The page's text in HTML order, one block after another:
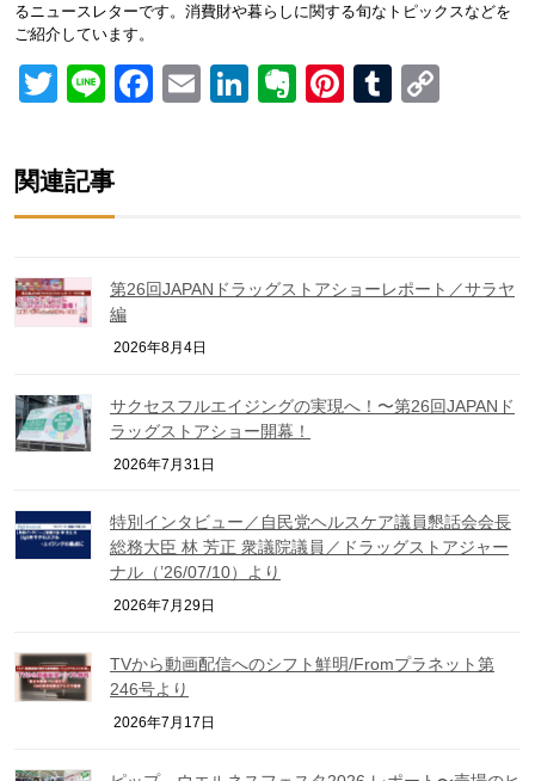
るニュースレターです。消費財や暮らしに関する旬なトピックスなどを
ご紹介しています。
Twitter
LineFacebook
EmailLinkedIn
Evernote
Pinterest
Tumblr
関連記事
第26回JAPANドラッグストアショーレポート／サラヤ
編
2026年8月4日
サクセスフルエイジングの実現へ！〜第26回JAPANド
ラッグストアショー開幕！
2026年7月31日
特別インタビュー／自民党ヘルスケア議員懇話会会長
総務大臣 林 芳正 衆議院議員／ドラッグストアジャー
ナル（’26/07/10）より
2026年7月29日
TVから動画配信へのシフト鮮明/Fromプラネット第
246号より
2026年7月17日